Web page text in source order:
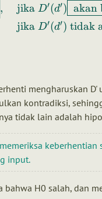
,
jika D′(d′) akan
jika D′(d′) tidak
mengharuskan D'
kontradiksi,
tidak lain adalah
keberhentian
input.
H0 salah, dan